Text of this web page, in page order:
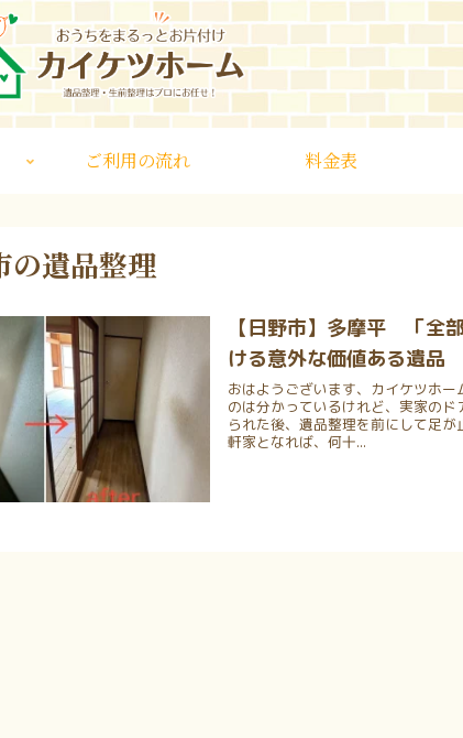
ご利用の流れ 料金表
の遺品整理
【日野市】多摩平 「全
ける意外な価値ある遺品
おはようございます、カイケツホ
のは分かっているけれど、実家の
られた後、遺品整理を前にして足
軒家となれば、何十...